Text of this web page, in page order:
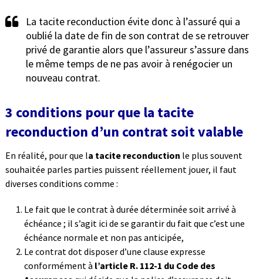
La tacite reconduction évite donc à l’assuré qui a
oublié la date de fin de son contrat de se retrouver
privé de garantie alors que l’assureur s’assure dans
le même temps de ne pas avoir à renégocier un
nouveau contrat.
3 conditions pour que la tacite
reconduction d’un contrat soit valable
En réalité, pour que la tacite reconduction le plus souvent
souhaitée parles parties puissent réellement jouer, il faut
diverses conditions comme :
Le fait que le contrat à durée déterminée soit arrivé à
échéance ; il s’agit ici de se garantir du fait que c’est une
échéance normale et non pas anticipée,
Le contrat dot disposer d’une clause expresse
conformément à l’article R. 112-1 du Code des